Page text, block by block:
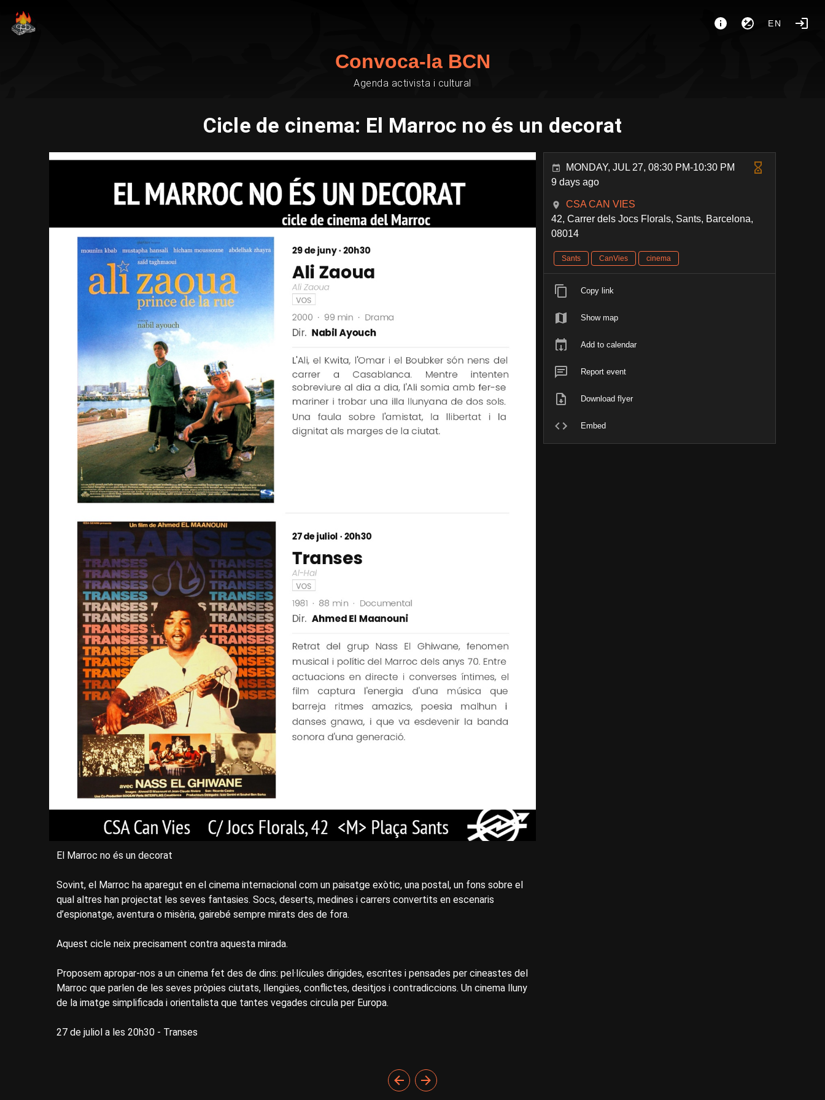
EN
Convoca-la BCN
Agenda activista i cultural
Cicle de cinema: El Marroc no és un decorat
El Marroc no és un decorat
Sovint, el Marroc ha aparegut en el cinema internacional com un paisatge exòtic, una postal, un fons sobre el
qual altres han projectat les seves fantasies. Socs, deserts, medines i carrers convertits en escenaris
d’espionatge, aventura o misèria, gairebé sempre mirats des de fora.
Aquest cicle neix precisament contra aquesta mirada.
Proposem apropar-nos a un cinema fet des de dins: pel·lícules dirigides, escrites i pensades per cineastes del
Marroc que parlen de les seves pròpies ciutats, llengües, conflictes, desitjos i contradiccions. Un cinema lluny
de la imatge simplificada i orientalista que tantes vegades circula per Europa.
27 de juliol a les 20h30 - Transes
MONDAY, JUL 27, 08:30 PM-10:30 PM
9 days ago
CSA CAN VIES
42, Carrer dels Jocs Florals, Sants, Barcelona,
08014
Sants CanVies cinema
Copy link
Show map
Add to calendar
Report event
Download flyer
Embed